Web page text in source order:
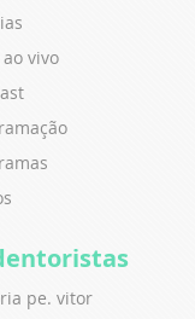
vivo
pe. vitor